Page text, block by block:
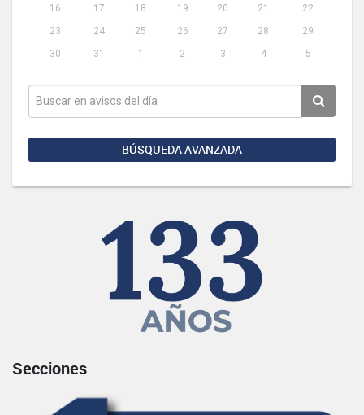
16
17 18 19 20 21
22
23
24 25 26 27 28
29
30
31 1 2 3 4 5
BÚSQUEDA AVANZADA
Secciones